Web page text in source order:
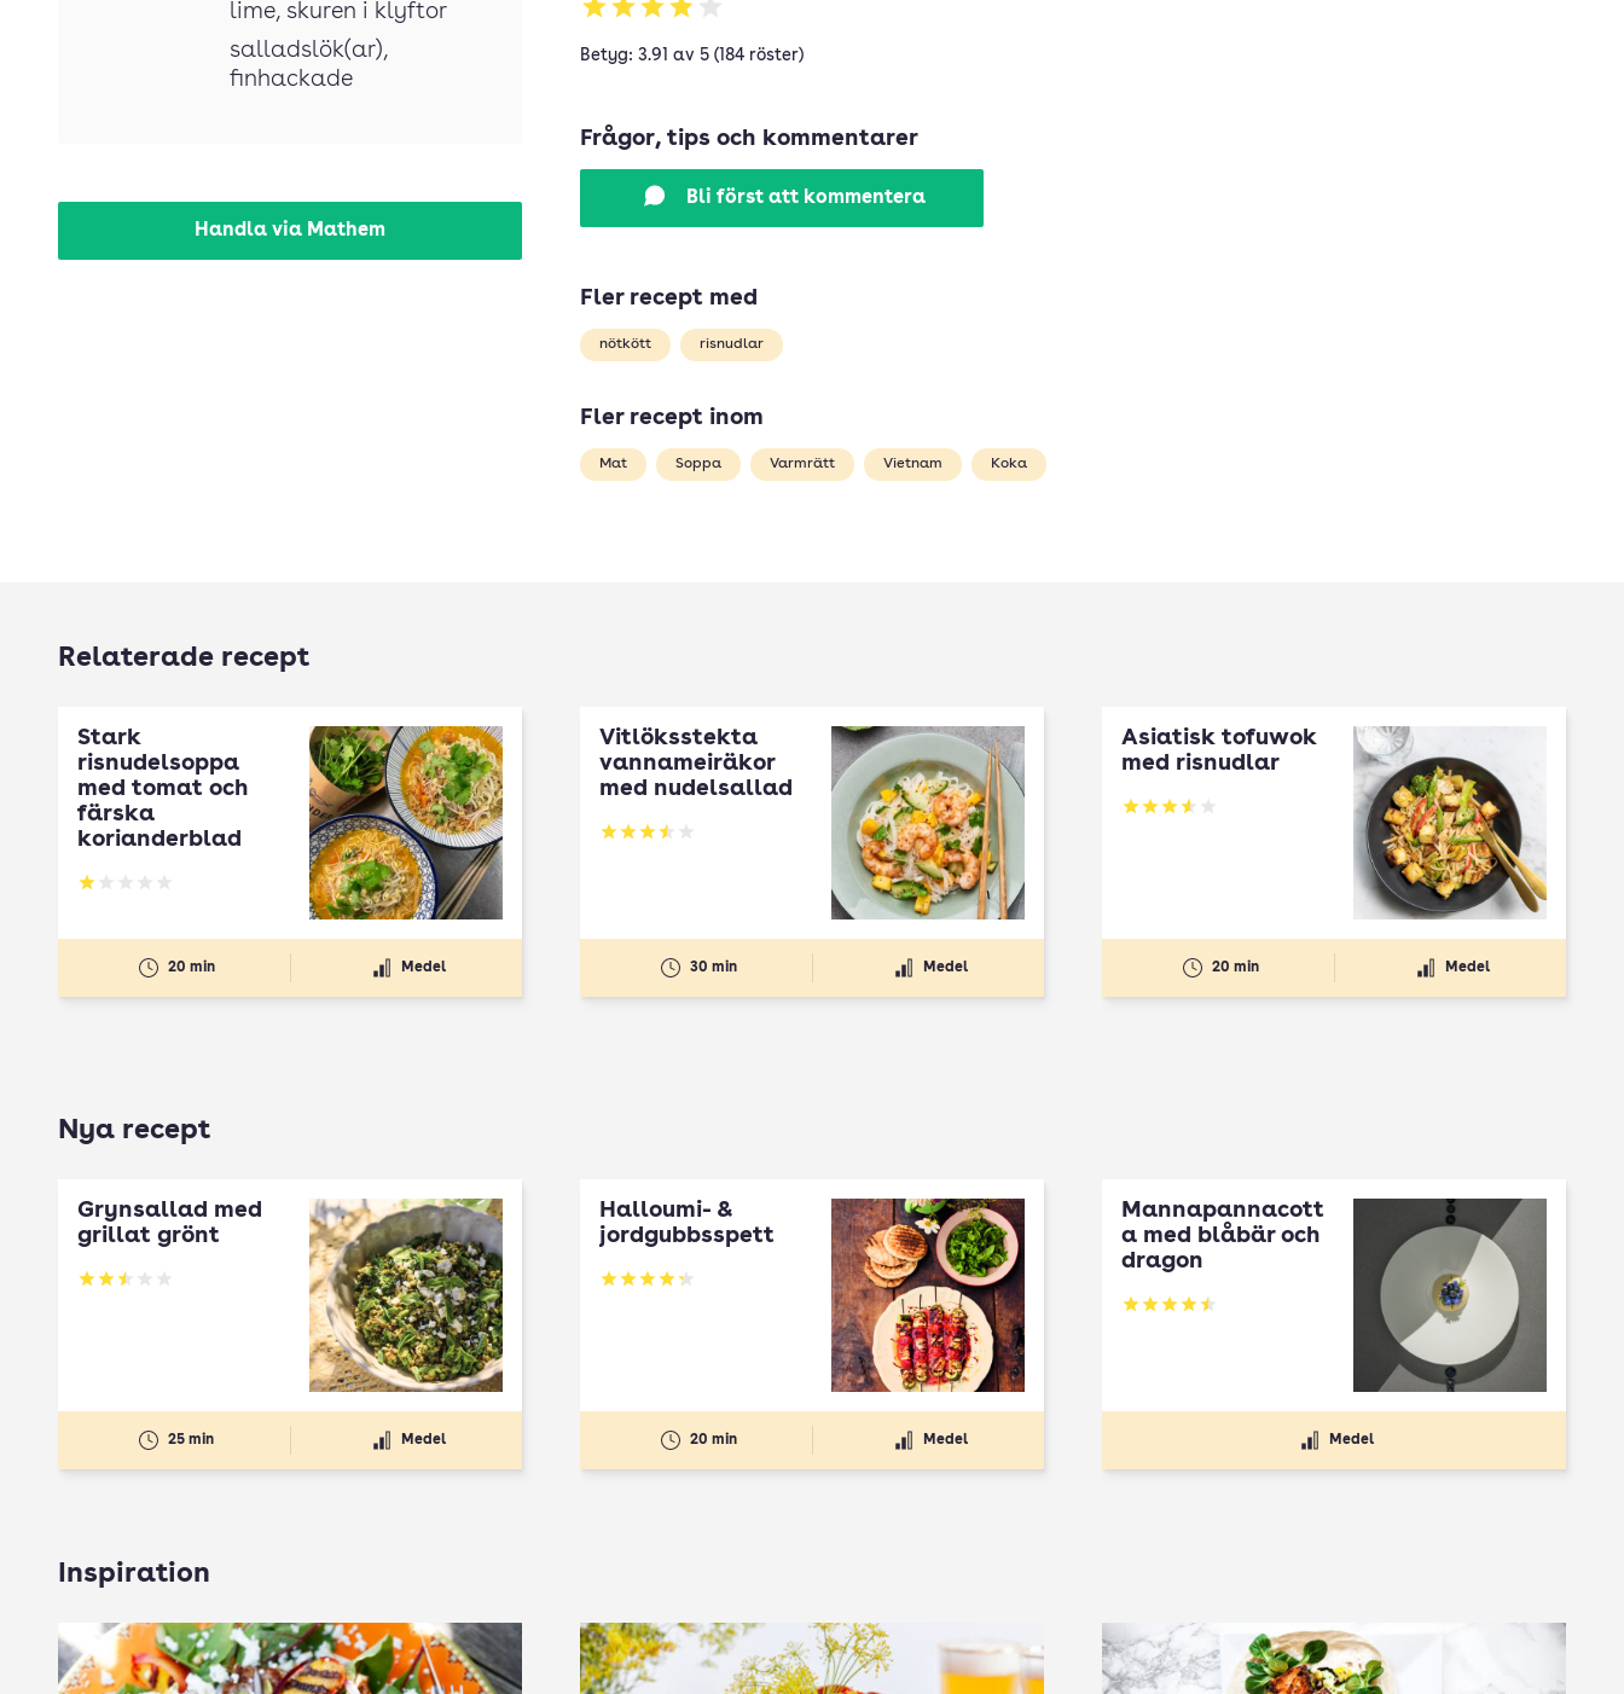
lime, skuren i klyftor
salladslök(ar),
finhackade
Handla via Mathem
Betyg: 3.91 av 5 (184 röster)
Frågor, tips och kommentarer
Bli först att kommentera
Fler recept med
nötkött risnudlar
Fler recept inom
Mat Soppa Varmrätt Vietnam Koka
Relaterade recept
Stark
risnudelsoppa
med tomat och
färska
korianderblad
Betyg: 1 av 5
20 min Medel
Vitlöksstekta
vannameiräkor
med nudelsallad
Betyg: 3.48 av 5
30 min Medel
Asiatisk tofuwok
med risnudlar
Betyg: 3.57 av 5
20 min Medel
Nya recept
Grynsallad med
grillat grönt
Betyg: 2.5 av 5
25 min Medel
Halloumi- &
jordgubbsspett
Betyg: 4.3 av 5
20 min Medel
Mannapannacott
a med blåbär och
dragon
Betyg: 4.5 av 5
Medel
Inspiration